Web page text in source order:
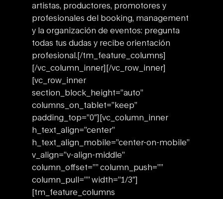
artistas, productores, promotores y
profesionales del booking, management
y la organización de eventos: pregunta
todas tus dudas y recibe orientación
profesional.[/tm_feature_columns]
[/vc_column_inner][/vc_row_inner]
[vc_row_inner
section_block_height=”auto”
columns_on_tablet=”keep”
padding_top=”0″][vc_column_inner
h_text_align=”center”
h_text_align_mobile=”center-on-mobile”
v_align=”v-align-middle”
column_offset=”” column_push=””
column_pull=”” width=”1/3″]
[tm_feature_columns